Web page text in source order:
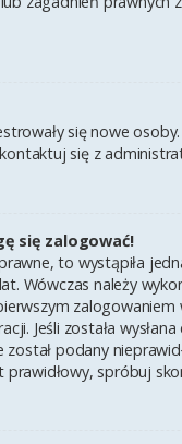
się nowe
się z
się zalogować!
to wystąpiła
Wówczas należy
Jeśli została
podany
spróbuj